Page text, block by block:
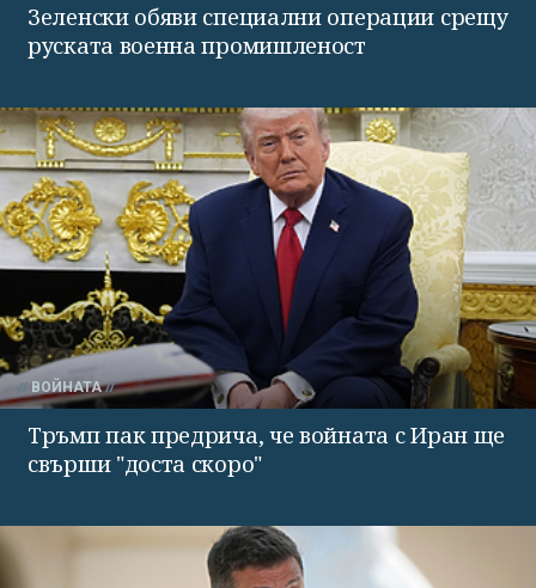
Зеленски обяви специални операции срещу
руската военна промишленост
ВОЙНАТА
Тръмп пак предрича, че войната с Иран ще
свърши "доста скоро"